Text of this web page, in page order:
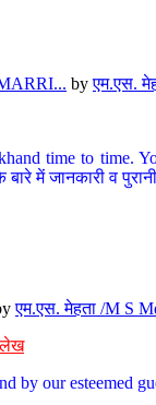
byएम.एस.
time to time.
में जानकारी व
एम.एस. मेहता /M S
लेख
our esteemed